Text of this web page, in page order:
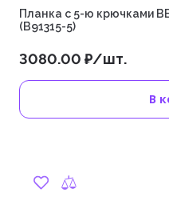
Планка с 5-ю крючками
(B91315-5)
3080.00 ₽/шт.
В